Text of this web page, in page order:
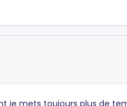
je mets toujours plus de